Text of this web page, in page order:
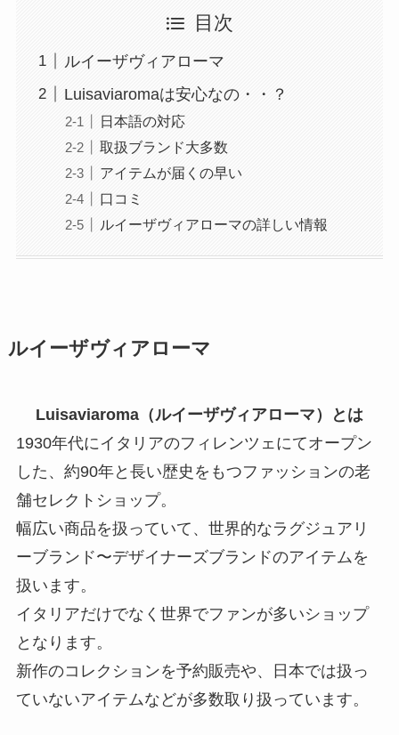
目次
ルイーザヴィアローマ
Luisaviaromaは安心なの・・？
日本語の対応
取扱ブランド大多数
アイテムが届くの早い
口コミ
ルイーザヴィアローマの詳しい情報
ルイーザヴィアローマ
Luisaviaroma（ルイーザヴィアローマ）とは
1930年代にイタリアのフィレンツェにてオープン
した、約90年と長い歴史をもつファッションの老
舗セレクトショップ。
幅広い商品を扱っていて、世界的なラグジュアリ
ーブランド〜デザイナーズブランドのアイテムを
扱います。
イタリアだけでなく世界でファンが多いショップ
となります。
新作のコレクションを予約販売や、日本では扱っ
ていないアイテムなどが多数取り扱っています。